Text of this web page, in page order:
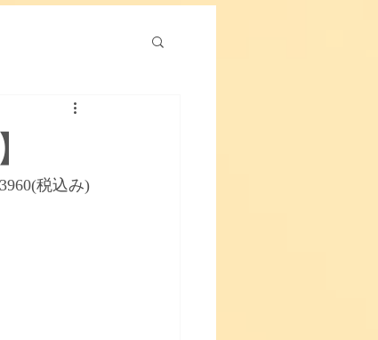
税込み)